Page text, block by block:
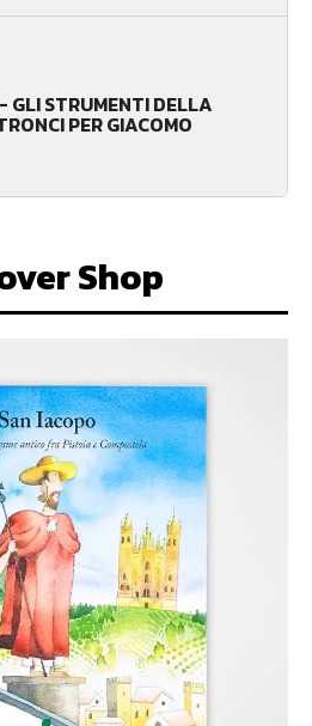
GLI STRUMENTI DELLA
PER GIACOMO
Shop